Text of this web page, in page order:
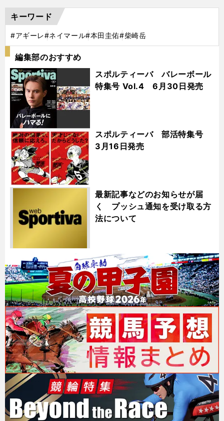
キーワード
#アギーレ#ネイマール#本田圭佑#柴崎岳
編集部のおすすめ
スポルティーバ バレーボール
特集号 Vol.4 6月30日発売
スポルティーバ 部活特集号
3月16日発売
最新記事などのお知らせが届
く プッシュ通知を受け取る方
法について